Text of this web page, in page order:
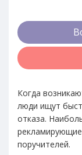
Когда
люди ищут
отказа.
поручителей.